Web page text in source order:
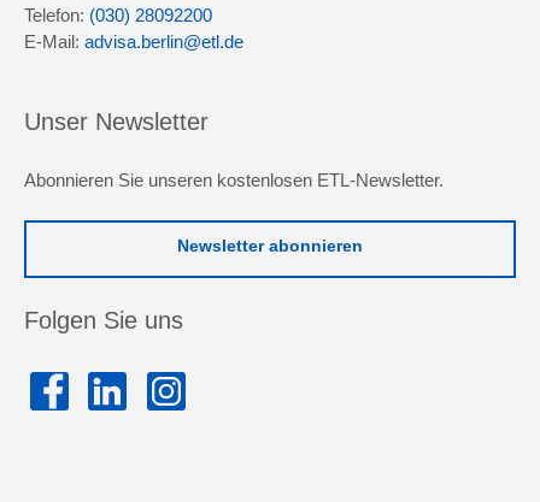
Telefon: (030) 28092200
E-Mail: advisa.berlin@etl.de
Unser Newsletter
Abonnieren Sie unseren kostenlosen ETL-Newsletter.
Newsletter abonnieren
Folgen Sie uns